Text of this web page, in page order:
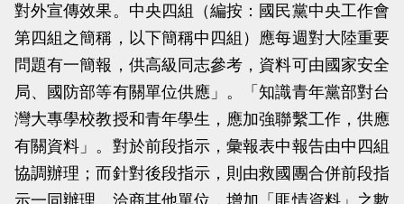
對外宣傳效果。中央四組（編按：國民黨中央工作會
第四組之簡稱，以下簡稱中四組）應每週對大陸重要
問題有一簡報，供高級同志參考，資料可由國家安全
局、國防部等有關單位供應」。「知識青年黨部對台
灣大專學校教授和青年學生，應加強聯繫工作，供應
有關資料」。對於前段指示，彙報表中報告由中四組
協調辦理；而針對後段指示，則由救國團合併前段指
示一同辦理，洽商其他單位，增加「匪情資料」之數